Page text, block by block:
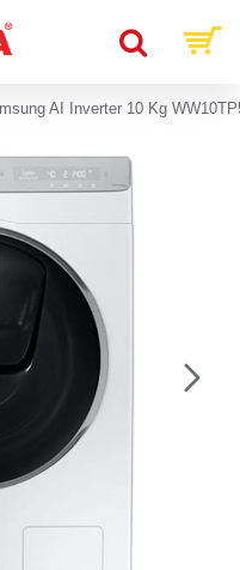
AI Inverter 10 Kg